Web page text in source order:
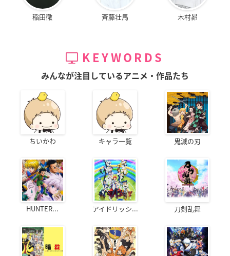
稲田徹 斉藤壮馬 木村昴
KEYWORDS
みんなが注目しているアニメ・作品たち
ちいかわ キャラ一覧 鬼滅の刃
HUNTER... アイドリッシ... 刀剣乱舞